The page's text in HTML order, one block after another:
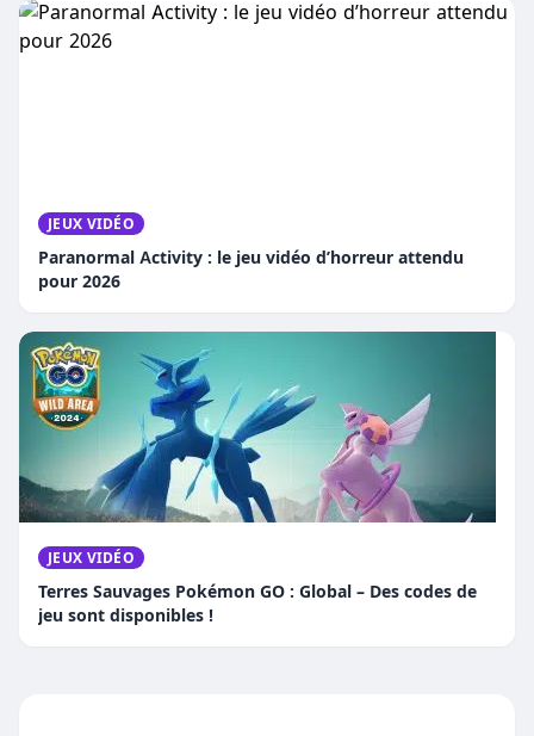
JEUX VIDÉO
Paranormal Activity : le jeu vidéo d’horreur attendu
pour 2026
JEUX VIDÉO
Terres Sauvages Pokémon GO : Global – Des codes de
jeu sont disponibles !